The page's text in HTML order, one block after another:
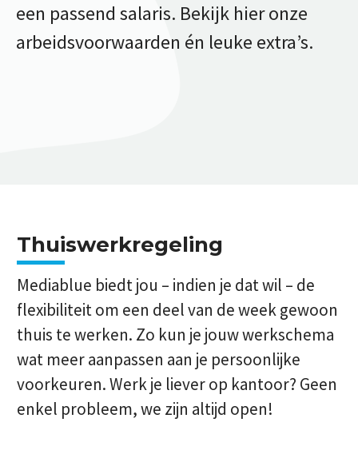
een passend salaris. Bekijk hier onze
arbeidsvoorwaarden én leuke extra’s.
Thuiswerkregeling
Mediablue biedt jou – indien je dat wil – de
flexibiliteit om een deel van de week gewoon
thuis te werken. Zo kun je jouw werkschema
wat meer aanpassen aan je persoonlijke
voorkeuren. Werk je liever op kantoor? Geen
enkel probleem, we zijn altijd open!